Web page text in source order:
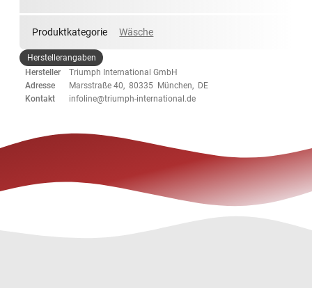
Produktkategorie Wäsche
Herstellerangaben
Hersteller
Triumph International GmbH
Adresse
Marsstraße 40, 80335 München, DE
Kontakt
infoline@triumph-international.de